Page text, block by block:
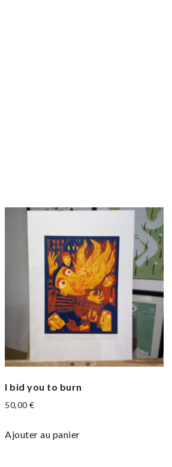
I bid you to burn
50,00€
Ajouter au panier